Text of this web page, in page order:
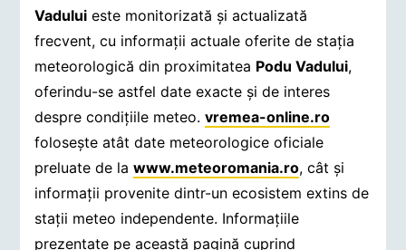
Vadului este monitorizată și actualizată
frecvent, cu informații actuale oferite de stația
meteorologică din proximitatea Podu Vadului,
oferindu-se astfel date exacte și de interes
despre condițiile meteo.vremea-online.ro
folosește atât date meteorologice oficiale
preluate de lawww.meteoromania.ro, cât și
informații provenite dintr-un ecosistem extins de
stații meteo independente. Informațiile
prezentate pe această pagină cuprind